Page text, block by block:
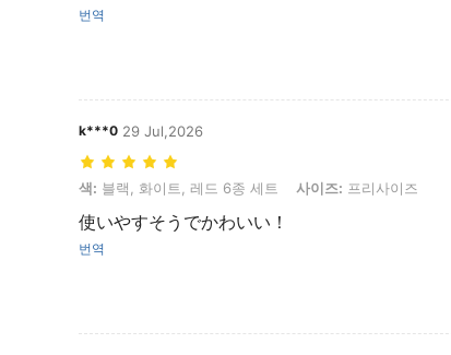
번역
k***0 29 Jul,2026
색: 블랙, 화이트, 레드 6종 세트, 사이즈: 프리사이즈
색: 블랙, 화이트, 레드 6종 세트 사이즈: 프리사이즈
使いやすそうでかわいい！
번역